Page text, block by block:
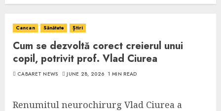
Cancan Sănătate Știri
Cum se dezvoltă corect creierul unui
copil, potrivit prof. Vlad Ciurea
CABARET NEWS JUNE 28, 2026 1 MIN READ
Renumitul neurochirurg Vlad Ciurea a